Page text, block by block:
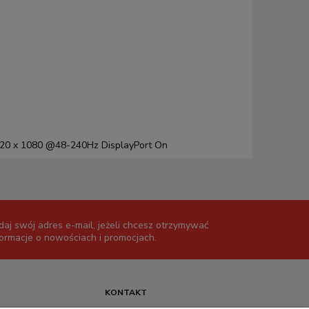
x 1080 @48-240Hz DisplayPort On
swój adres e-mail, jeżeli chcesz otrzymywać
o nowościach i promocjach.
KONTAKT